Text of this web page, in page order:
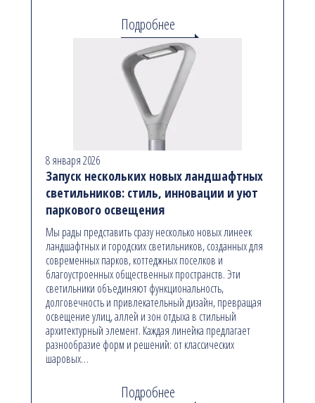
Подробнее
8 января 2026
Запуск нескольких новых ландшафтных
светильников: стиль, инновации и уют
паркового освещения
Мы рады представить сразу несколько новых линеек
ландшафтных и городских светильников, созданных для
современных парков, коттеджных поселков и
благоустроенных общественных пространств. Эти
светильники объединяют функциональность,
долговечность и привлекательный дизайн, превращая
освещение улиц, аллей и зон отдыха в стильный
архитектурный элемент. Каждая линейка предлагает
разнообразие форм и решений: от классических
шаровых…
Подробнее